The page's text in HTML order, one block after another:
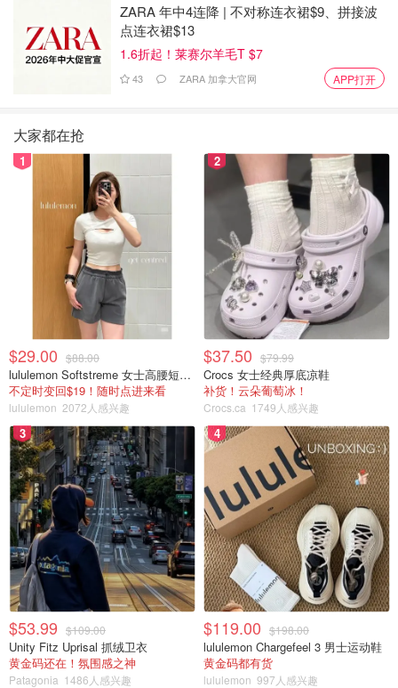
ZARA 年中4连降 | 不对称连衣裙$9、拼接波
点连衣裙$13
1.6折起！莱赛尔羊毛T $7
43 ZARA 加拿大官网 APP打开
大家都在抢
1
$29.00 $88.00
lululemon Softstreme 女士高腰短裤 10cm
不定时变回$19！随时点进来看
lululemon 2072人感兴趣
2
$37.50 $79.99
Crocs 女士经典厚底凉鞋
补货！云朵葡萄冰！
Crocs.ca 1749人感兴趣
3
$53.99 $109.00
Unity Fitz Uprisal 抓绒卫衣
黄金码还在！氛围感之神
Patagonia 1486人感兴趣
4
$119.00 $198.00
lululemon Chargefeel 3 男士运动鞋
黄金码都有货
lululemon 997人感兴趣